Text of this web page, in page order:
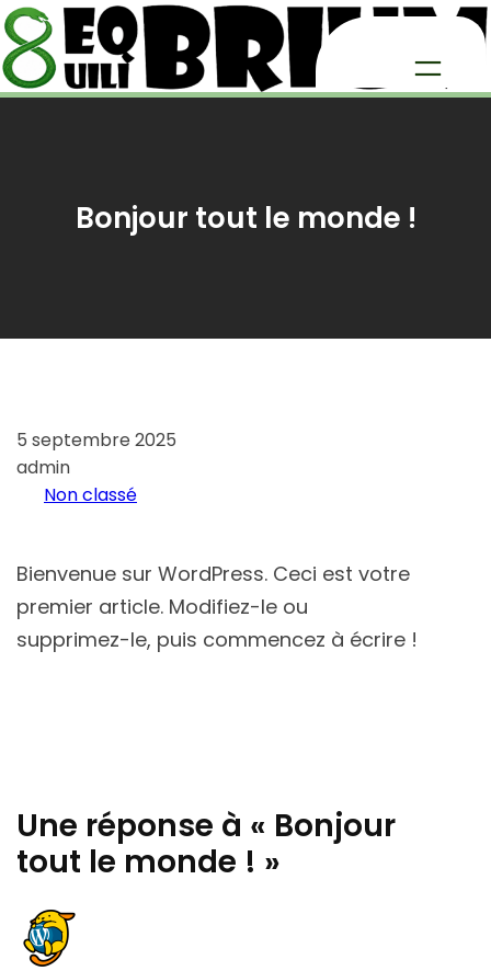
Aller
au
contenu
Bonjour tout le monde !
5 septembre 2025
admin
Non classé
Bienvenue sur WordPress. Ceci est votre
premier article. Modifiez-le ou
supprimez-le, puis commencez à écrire !
Une réponse à « Bonjour
tout le monde ! »